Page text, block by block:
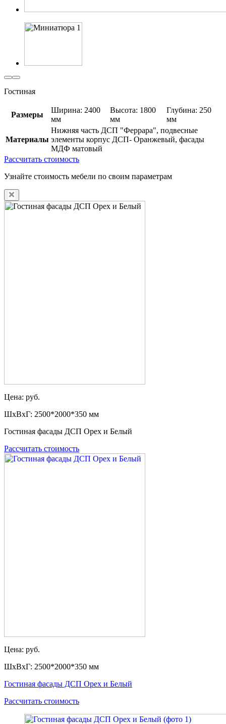
Гостиная
Размеры
Ширина: 2400
мм
Высота: 1800
мм
Глубина: 250
мм
Материалы
Нижняя часть ДСП "Феррара", подвесные
элементы корпус ДСП- Оранжевый, фасады
МДФ матовый
Рассчитать стоимость
Узнайте стоимость мебели по своим параметрам
Цена: руб.
ШxВxГ: 2500*2000*350 мм
Гостиная фасады ДСП Орех и Белый
Рассчитать стоимость
Цена: руб.
ШxВxГ: 2500*2000*350 мм
Гостиная фасады ДСП Орех и Белый
Рассчитать стоимость